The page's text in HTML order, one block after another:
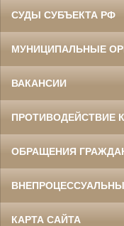
СУДЫ СУБЪЕКТА РФ
МУНИЦИПАЛЬНЫЕ
ВАКАНСИИ
ПРОТИВОДЕЙСТВИЕ
ОБРАЩЕНИЯ
КАРТА САЙТА